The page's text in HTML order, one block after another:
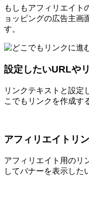
もしもアフィリエイト
ョッピングの広告主画
す。
設定したいURLや
リンクテキストと設定
こでもリンクを作成す
アフィリエイトリ
アフィリエイト用のリ
してバナーを表示した